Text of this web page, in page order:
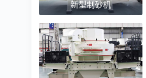
新型制砂机